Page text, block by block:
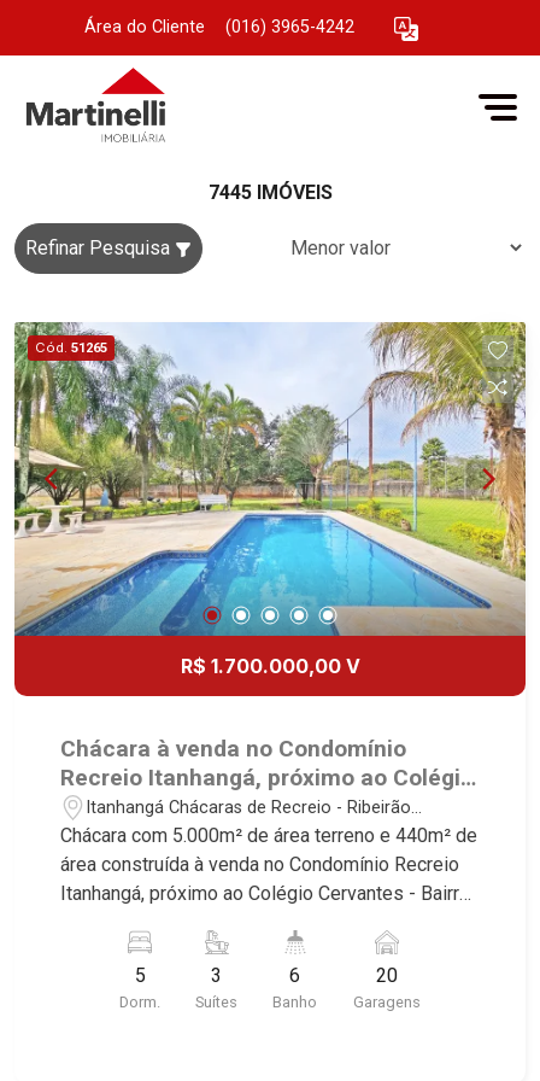
Área do Cliente (016) 3965-4242
7445 IMÓVEIS
Refinar Pesquisa
Cód. 51265
R$ 1.700.000,00 V
Chácara à venda no Condomínio
Recreio Itanhangá, próximo ao Colégio
Cervantes - Ribeirão Preto/SP.
Itanhangá Chácaras de Recreio - Ribeirão
Preto/SP
Chácara com 5.000m² de área terreno e 440m² de
área construída à venda no Condomínio Recreio
Itanhangá, próximo ao Colégio Cervantes - Bairro
Preto/SP. Conheça as características deste
imóvel que a Martinelli Imobiliária selecionou
para você: - 5.000m² de área terreno e 440m² de
5
Dorm.
3
Suítes
6
Banho
20
Garagens